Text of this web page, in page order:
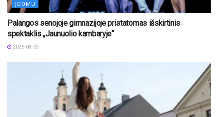
ĮDOMU
Palangos senojoje gimnazijoje pristatomas išskirtinis
spektaklis „Jaunuolio kambaryje“
2026-08-05